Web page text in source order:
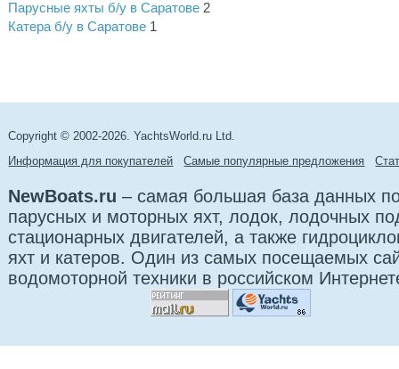
Парусные яхты б/у в Саратове 2
Катера б/у в Саратове 1
Copyright © 2002-2026. YachtsWorld.ru Ltd.
Информация для покупателей
Самые популярные предложения
NewBoats.ru – самая большая база данных
парусных и моторных яхт, лодок, лодочных
стационарных двигателей, а также
яхт и катеров. Один из самых посещаемых
водомоторной техники в российском